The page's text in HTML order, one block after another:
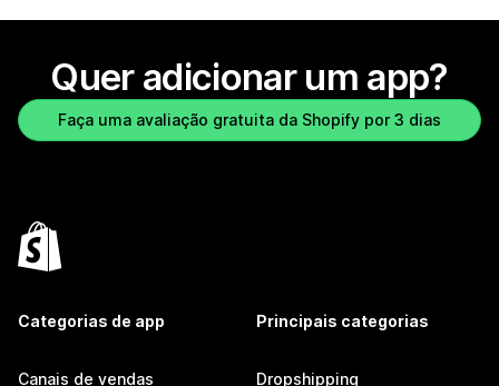
Quer adicionar um app?
Faça uma avaliação gratuita da Shopify por 3 dias
Categorias de app
Canais de vendas
Principais categorias
Dropshipping